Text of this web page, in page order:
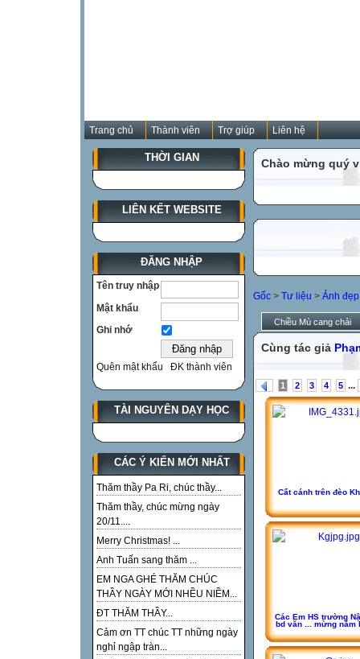
Trang chủ Thành viên Trợ giúp Liên hệ
THỜI GIAN
LIÊN KẾT WEBSITE
ĐĂNG NHẬP
Tên truy nhập
Mật khẩu
Ghi nhớ
Quên mật khẩu ĐK thành viên
TÀI NGUYÊN DẠY HỌC
CÁC Ý KIẾN MỚI NHẤT
Thăm thầy Pa Ri, chúc thầy...
Thăm thầy, chúc mừng ngày
20/11....
Merry Christmas! ...
Anh Tuấn sang thăm ...
EM NGA GHÉ THĂM CHÚC
THẦY NGÀY MỚI NHỀU NIỀM...
ĐT THĂM THẦY...
Cảm ơn TT chúc TT những ngày
nghỉ ngập tràn...
Chào mừng quý
Gốc > Tư liệu > Ảnh
Chiều Mù cang chải
Cùng tác giả
1 2 3 4 5 ...
Cất cánh trên đèo
Các Em HS trường
bd văn ... mừng năm